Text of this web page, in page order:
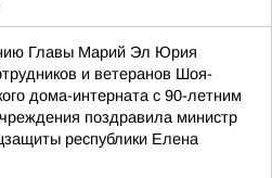
Главы Марий Эл Юрия
и ветеранов Шоя-
дома-интерната с 90-летним
поздравила министр
республики Елена